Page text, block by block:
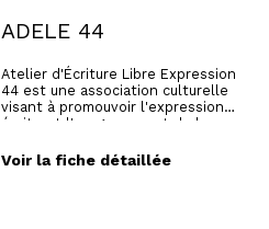
ADELE 44
Atelier d'Écriture Libre Expression
44 est une association culturelle
visant à promouvoir l'expression
écrite et l'usage correct de la
Atelier d'écriture, révision des
Voir la fiche détaillée